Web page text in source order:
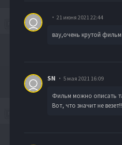
21 июня 2021 22:44
вау,очень крутой фильм
SN 5 мая 2021 16:09
Фильм можно описать
Вот, что значит не